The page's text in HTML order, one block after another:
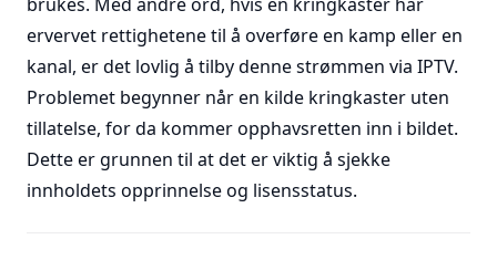
ervervet rettighetene til å overføre en kamp eller en
kanal, er det lovlig å tilby denne strømmen via IPTV.
Problemet begynner når en kilde kringkaster uten
tillatelse, for da kommer opphavsretten inn i bildet.
Dette er grunnen til at det er viktig å sjekke
innholdets opprinnelse og lisensstatus.